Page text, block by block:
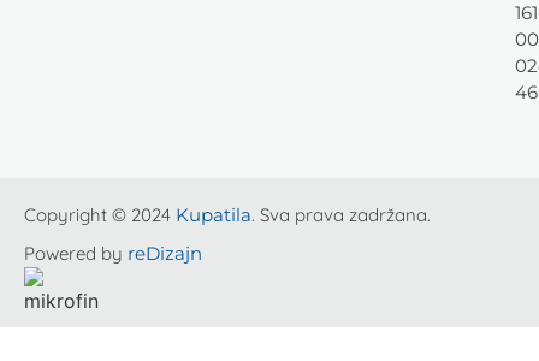
46
Copyright © 2024 Kupatila. Sva prava zadržana.
Powered by reDizajn